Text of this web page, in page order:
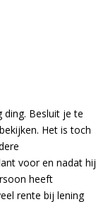
ding. Besluit je te
Het is toch
voor en nadat hij
heeft
rente bij lening